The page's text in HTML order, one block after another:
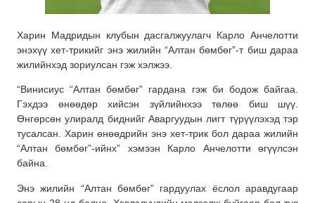
Харин Мадридын клубын дасгалжуулагч Карло Анчелотти
энэхүү хет-трикийг энэ жилийн “Алтан бөмбөг”-т биш дараа
жилийнхэд зориулсан гэж хэлжээ.
“Винисиус “Алтан бөмбөг” гардана гэж би бодож байгаа.
Гэхдээ өнөөдөр хийсэн зүйлийнхээ төлөө биш шүү.
Өнгөрсөн улиралд биднийг Аваргуудын лигт түрүүлэхэд тэр
тусалсан. Харин өнөөдрийн энэ хет-трик бол дараа жилийн
“Алтан бөмбөг”-ийнх” хэмээн Карло Анчелотти өгүүлсэн
байна.
Энэ жилийн “Алтан бөмбөг” гардуулах ёслол аравдугаар